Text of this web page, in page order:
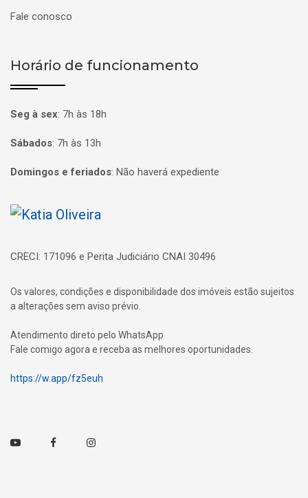
Fale conosco
Horário de funcionamento
Seg à sex: 7h às 18h
Sábados: 7h às 13h
Domingos e feriados: Não haverá expediente
Página inicial
CRECI: 171096 e Perita Judiciário CNAI 30496
Os valores, condições e disponibilidade dos imóveis estão sujeitos
a alterações sem aviso prévio.
Atendimento direto pelo WhatsApp
Fale comigo agora e receba as melhores oportunidades.
https://w.app/fz5euh
Youtube FacebookInstagram